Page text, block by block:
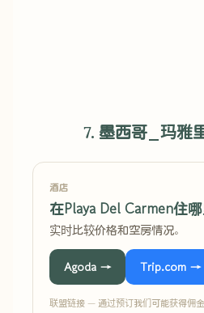
7. 墨西哥_玛雅
酒店
在Playa Del Carmen住
实时比较价格和空房情况。
Agoda → Trip.com →
联盟链接 — 通过预订我们可能获得佣